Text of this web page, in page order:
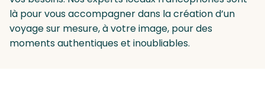
là pour vous accompagner dans la création d’un
voyage sur mesure, à votre image, pour des
moments authentiques et inoubliables.